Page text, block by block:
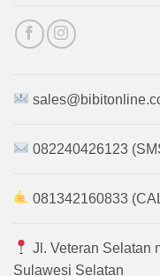
082240426123
081342160833
Jl. Veteran Selatan
Sulawesi Selatan